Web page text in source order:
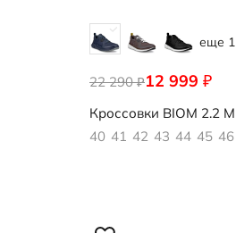
еще 1
12 999 ₽
22 290₽
830814/61487
Кроссовки BIOM 2.2 M
40 41 42 43 44 45 46